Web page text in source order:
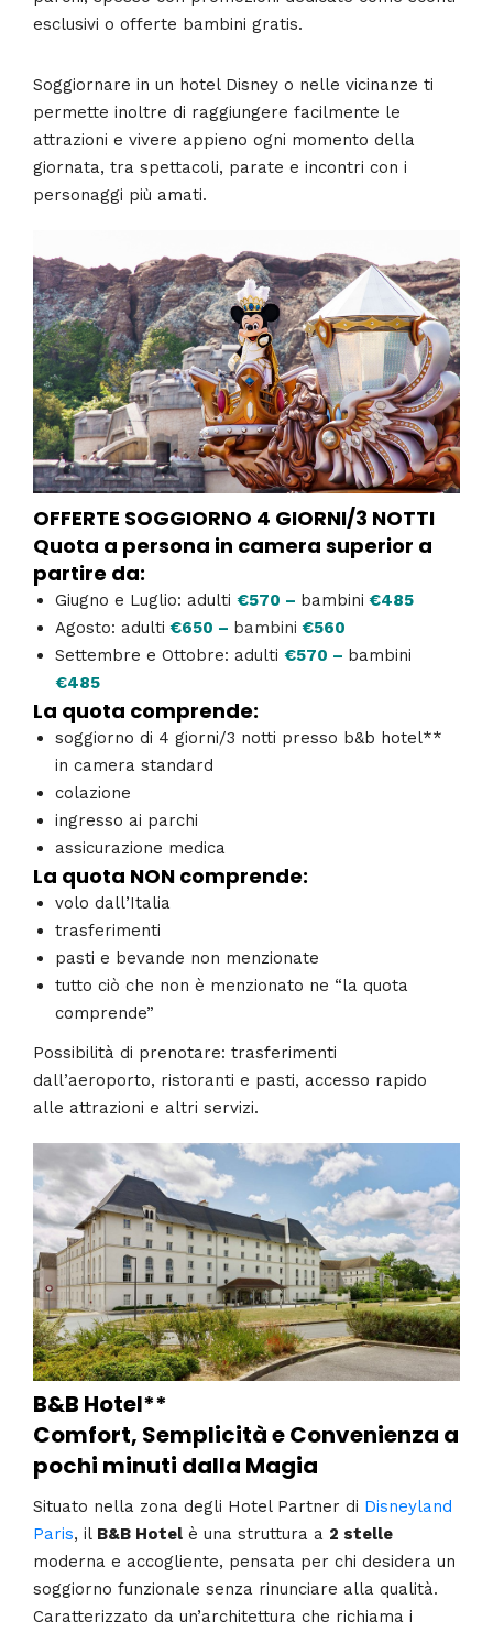
esclusivi o offerte bambini gratis.
Soggiornare in un hotel Disney o nelle vicinanze ti
permette inoltre di raggiungere facilmente le
attrazioni e vivere appieno ogni momento della
giornata, tra spettacoli, parate e incontri con i
personaggi più amati.
OFFERTE SOGGIORNO 4 GIORNI/3 NOTTI
Quota a persona in camera superior a
partire da:
Giugno e Luglio: adulti €570 – bambini €485
Agosto: adulti €650 – bambini €560
Settembre e Ottobre: adulti €570 – bambini
€485
La quota comprende:
soggiorno di 4 giorni/3 notti presso b&b hotel**
in camera standard
colazione
ingresso ai parchi
assicurazione medica
La quota NON comprende:
volo dall’Italia
trasferimenti
pasti e bevande non menzionate
tutto ciò che non è menzionato ne “la quota
comprende”
Possibilità di prenotare: trasferimenti
dall’aeroporto, ristoranti e pasti, accesso rapido
alle attrazioni e altri servizi.
B&B Hotel**
Comfort, Semplicità e Convenienza a
pochi minuti dalla Magia
Situato nella zona degli Hotel Partner di Disneyland
Paris, il B&B Hotel è una struttura a 2 stelle
moderna e accogliente, pensata per chi desidera un
soggiorno funzionale senza rinunciare alla qualità.
Caratterizzato da un’architettura che richiama i